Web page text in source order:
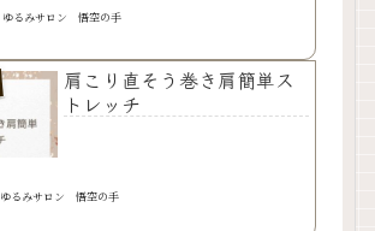
ゆるみサロン 悟空の手
肩こり直そう巻き肩簡単ス
トレッチ
ゆるみサロン 悟空の手